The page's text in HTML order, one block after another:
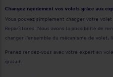
Changez rapidement vos volets grâce aux
Vous pouvez simplement changer votre
Repar’stores. Nous avons la possibilité de
changer l'ensemble du mécanisme de volet,
Prenez rendez-vous avec votre expert en
gratuit.